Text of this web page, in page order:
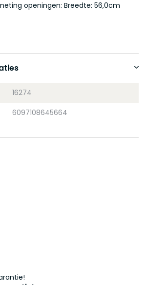
openingen: Breedte: 56,0cm
16274
6097108645664